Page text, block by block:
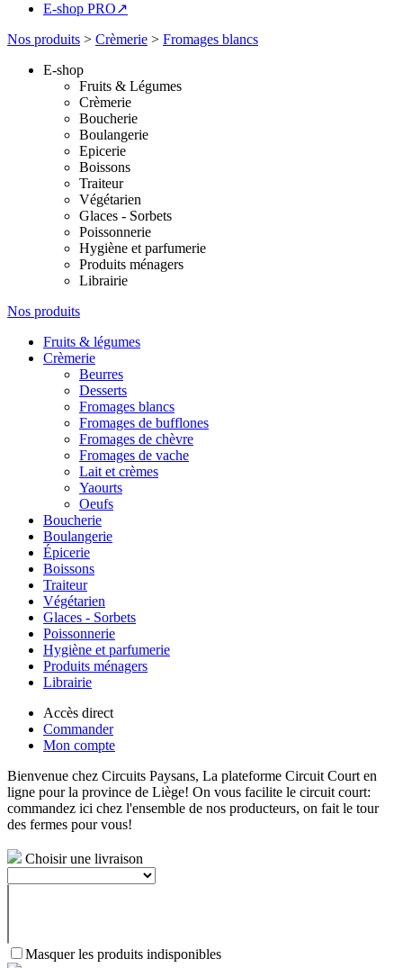
E-shop PRO↗
Nos produits > Crèmerie > Fromages blancs
E-shop
Fruits & Légumes
Crèmerie
Boucherie
Boulangerie
Epicerie
Boissons
Traiteur
Végétarien
Glaces - Sorbets
Poissonnerie
Hygiène et parfumerie
Produits ménagers
Librairie
Nos produits
Fruits & légumes
Crèmerie
Beurres
Desserts
Fromages blancs
Fromages de bufflones
Fromages de chèvre
Fromages de vache
Lait et crèmes
Yaourts
Oeufs
Boucherie
Boulangerie
Épicerie
Boissons
Traiteur
Végétarien
Glaces - Sorbets
Poissonnerie
Hygiène et parfumerie
Produits ménagers
Librairie
Accès direct
Commander
Mon compte
Bienvenue chez Circuits Paysans, La plateforme Circuit Court en
ligne pour la province de Liège! On vous facilite le circuit court:
commandez ici chez l'ensemble de nos producteurs, on fait le tour
des fermes pour vous!
Choisir une livraison
Masquer les produits indisponibles